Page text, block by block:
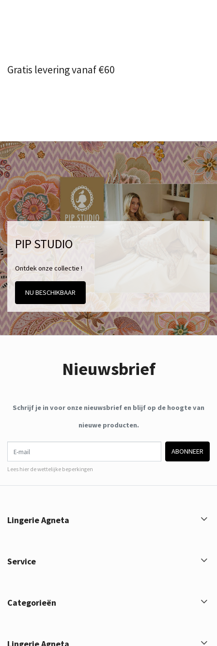
Gratis levering vanaf €60
PIP STUDIO
Ontdek onze collectie !
NU BESCHIKBAAR
Nieuwsbrief
Schrijf je in voor onze nieuwsbrief en blijf op de hoogte van
nieuwe producten.
ABONNEER
Lees hier de wettelijke beperkingen
Lingerie Agneta
Service
Categorieën